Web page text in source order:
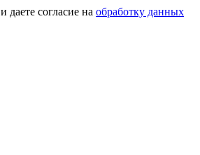
и даете согласие на обработку данных